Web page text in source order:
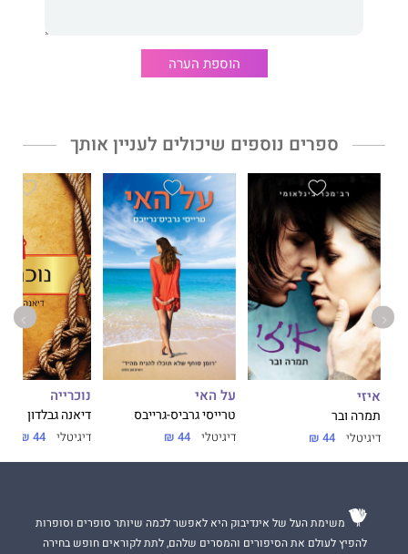
"יפהפה, מבעית, אפל, ונוגע ללב באופן מפתיע..."
קירקוס רוויו
"ספר מושלם, שלֵמוּת על־טבעית! חלקו האחרון נפיץ ועוצמתי, תתקשו
לעמוד במתח ובריגוש."
בוקליסט
"אבן חן נדירה!"
סקוט פרקנק, הבמאי של 'גמביט המלכה'
דבר עורכת האתר:
מותח, מרטיט ומסעיר- נקרא בנשימה עצורה.
הוספת הערה
ספרים נוספים שיכולים לעניין אותך
איזי
תמרה ובר
דיגיטלי 44 ₪
על האי
טרייסי גרביס-גרייבס
דיגיטלי 44 ₪
נוכרייה
דיאנה גבלדון
דיגיטלי 44 ₪
משימת העל של אינדיבוק היא לאפשר לכמה שיותר סופרים וסופרות
להפיץ לעולם את הסיפורים והמסרים שלהם, לתת לקוראים חופש בחירה